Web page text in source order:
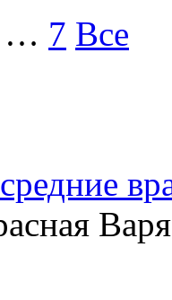
… 7 Все
Варя